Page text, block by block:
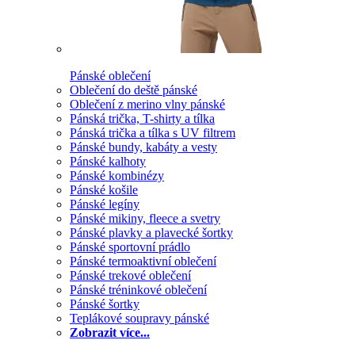
Pánské oblečení
Oblečení do deště pánské
Oblečení z merino vlny pánské
Pánská trička, T-shirty a tílka
Pánská trička a tílka s UV filtrem
Pánské bundy, kabáty a vesty
Pánské kalhoty
Pánské kombinézy
Pánské košile
Pánské legíny
Pánské mikiny, fleece a svetry
Pánské plavky a plavecké šortky
Pánské sportovní prádlo
Pánské termoaktivní oblečení
Pánské trekové oblečení
Pánské tréninkové oblečení
Pánské šortky
Teplákové soupravy pánské
Zobrazit více...